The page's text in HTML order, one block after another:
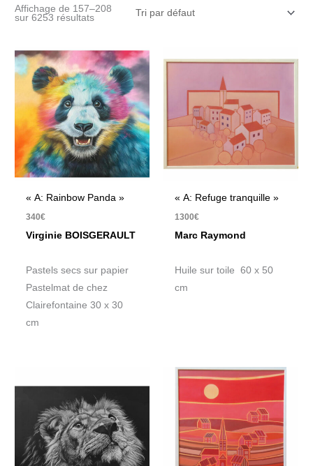
Affichage de 157–208
sur 6253 résultats
« A: Rainbow Panda »
340€
Virginie BOISGERAULT
Pastels secs sur papier
Pastelmat de chez
Clairefontaine 30 x 30
cm
« A: Refuge tranquille »
1300€
Marc Raymond
Huile sur toile 60 x 50
cm